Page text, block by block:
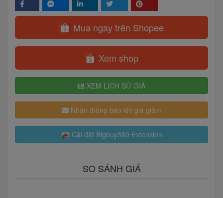
Mua ngay trên Shopee
Xem shop
XEM LỊCH SỬ GIÁ
Nhận thông báo khi giá giảm
Cài đặt Bigbuy360 Extension
SO SÁNH GIÁ